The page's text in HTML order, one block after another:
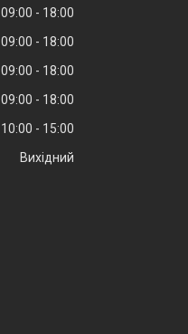
09:00
18:00
09:00
18:00
09:00
18:00
09:00
18:00
10:00
15:00
Вихідний